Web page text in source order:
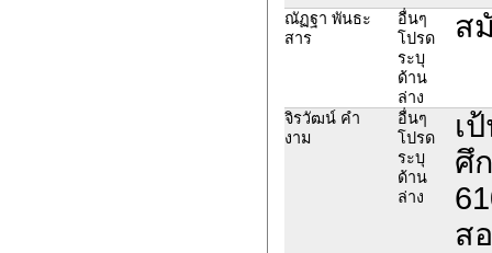
ณัฏฐา พันธะ
สาร
อื่นๆ
โปรด
ระบุ
ด้าน
ล่าง
ส
จิรวัฒน์ คำ
งาม
อื่นๆ
โปรด
ระบุ
ด้าน
ล่าง
เ
ศึ
ส